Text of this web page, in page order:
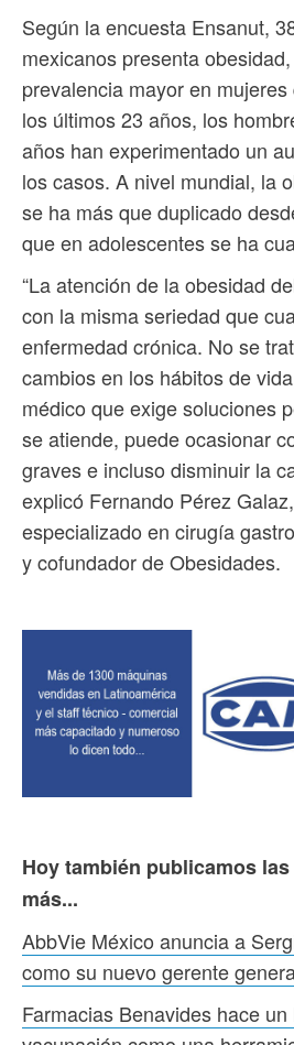
Según la encuesta Ensanut,
mexicanos presenta
prevalencia mayor en
los últimos 23 años, los
años han experimentado un
los casos. A nivel mundial, la
se ha más que duplicado
que en adolescentes se ha
“La atención de la obesidad
con la misma seriedad que
enfermedad crónica. No se
cambios en los hábitos de
médico que exige soluciones
se atiende, puede ocasionar
graves e incluso disminuir la
explicó Fernando Pérez
especializado en cirugía
y cofundador de Obesidades.
Hoy también publicamos
más...
AbbVie México anuncia a
como su nuevo gerente
Farmacias Benavides hace